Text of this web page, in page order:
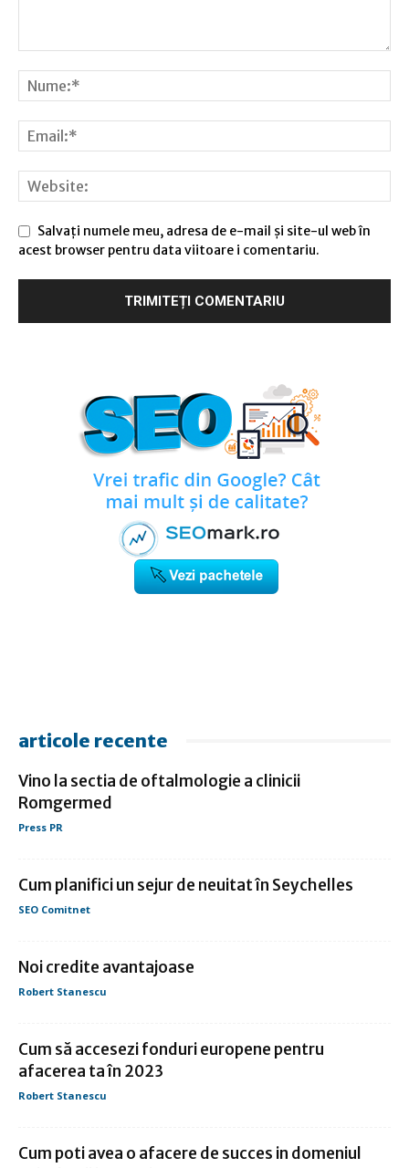
Salvați numele meu, adresa de e-mail și site-ul web în
acest browser pentru data viitoare i comentariu.
articole recente
Vino la sectia de oftalmologie a clinicii
Romgermed
Press PR
Cum planifici un sejur de neuitat în Seychelles
SEO Comitnet
Noi credite avantajoase
Robert Stanescu
Cum să accesezi fonduri europene pentru
afacerea ta în 2023
Robert Stanescu
Cum poti avea o afacere de succes in domeniul